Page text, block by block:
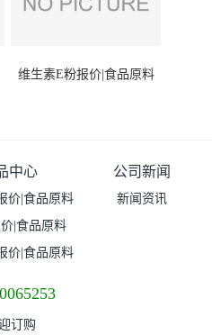
维生素E粉报价|食品原料
中心
价|食品原料
|食品原料
价|食品原料
公司新闻
新闻资讯
订购